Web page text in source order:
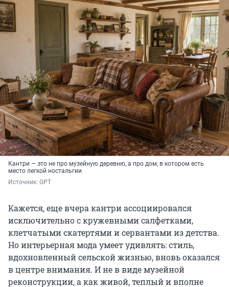
Кантри — это не про музейную деревню, а про дом, в котором есть
место легкой ностальгии
Источник: GPT
Кажется, еще вчера кантри ассоциировался
исключительно с кружевными салфетками,
клетчатыми скатертями и сервантами из детства.
Но интерьерная мода умеет удивлять: стиль,
вдохновленный сельской жизнью, вновь оказался
в центре внимания. И не в виде музейной
реконструкции, а как живой, теплый и вполне